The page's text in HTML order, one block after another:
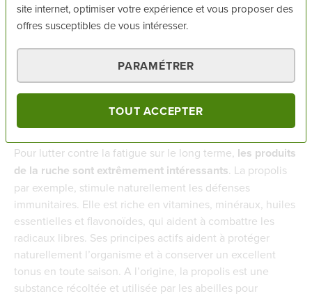
site internet, optimiser votre expérience et vous proposer des
offres susceptibles de vous intéresser.
PARAMÉTRER
TOUT ACCEPTER
En comprimés, ampoules ou solution buvables, les plantes
riches en caféine comme le café, le thé, le kola, la
guarana ou le maté donnent plutôt un effet « coup de
fouet ». Ils aident à combattre la somnolence sur le
moment, mais entrainent en contre partie des risques de
Pour lutter contre la fatigue sur le long terme, les produits
de la ruche sont extrêmement intéressants. La propolis
par exemple, stimule naturellement les défenses
immunitaires. Elle est riche en vitamines, minéraux, huiles
essentielles et flavonoïdes, qui aident à combattre les
radicaux libres. Ses principes actifs aident à protéger
naturellement l’organisme et à conserver un excellent
tonus en toute saison. A l’origine, la propolis est une
substance récoltée et utilisée par les abeilles pour